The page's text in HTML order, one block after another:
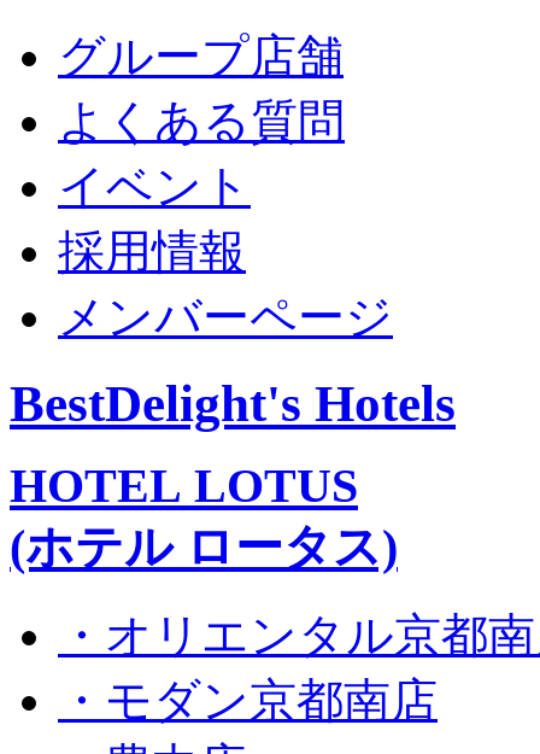
グループ店舗
よくある質問
イベント
採用情報
メンバーページ
BestDelight's Hotels
HOTEL LOTUS
(ホテル ロータス)
・オリエンタル京都
・モダン京都南店